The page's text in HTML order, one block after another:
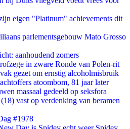
eigen "Platinum" achievements dit
parlementsgebouw Mato Grosso
aanhoudend zomers
in zware Ronde van Polen-rit
gezet om ernstig alcoholmisbruik
atoombom, 81 jaar later
massaal gedeeld op seksfora
vast op verdenking van beramen
#1978